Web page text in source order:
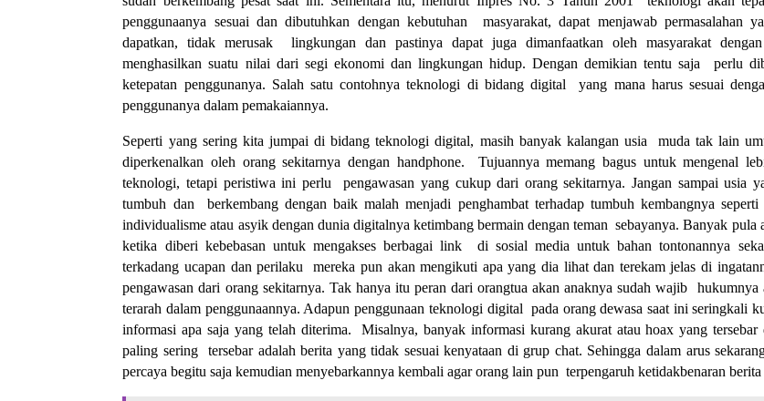
penggunaanya sesuai dan dibutuhkan dengan kebutuhan masyarakat, dapat menjawab permasalahan
dapatkan, tidak merusak lingkungan dan pastinya dapat juga dimanfaatkan oleh masyarakat
menghasilkan suatu nilai dari segi ekonomi dan lingkungan hidup. Dengan demikian tentu saja perlu
ketepatan penggunanya. Salah satu contohnya teknologi di bidang digital yang mana harus sesuai
penggunanya dalam pemakaiannya.
Seperti yang sering kita jumpai di bidang teknologi digital, masih banyak kalangan usia muda tak lain
diperkenalkan oleh orang sekitarnya dengan handphone. Tujuannya memang bagus untuk mengenal
teknologi, tetapi peristiwa ini perlu pengawasan yang cukup dari orang sekitarnya. Jangan sampai usia
tumbuh dan berkembang dengan baik malah menjadi penghambat terhadap tumbuh kembangnya
individualisme atau asyik dengan dunia digitalnya ketimbang bermain dengan teman sebayanya. Banyak pula
ketika diberi kebebasan untuk mengakses berbagai link di sosial media untuk bahan tontonannya
terkadang ucapan dan perilaku mereka pun akan mengikuti apa yang dia lihat dan terekam jelas di
pengawasan dari orang sekitarnya. Tak hanya itu peran dari orangtua akan anaknya sudah wajib hukumnya
terarah dalam penggunaannya. Adapun penggunaan teknologi digital pada orang dewasa saat ini seringkali
informasi apa saja yang telah diterima. Misalnya, banyak informasi kurang akurat atau hoax yang tersebar
paling sering tersebar adalah berita yang tidak sesuai kenyataan di grup chat. Sehingga dalam arus
percaya begitu saja kemudian menyebarkannya kembali agar orang lain pun terpengaruh ketidakbenaran berita